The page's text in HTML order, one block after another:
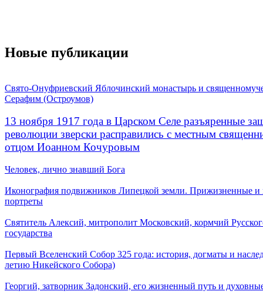
Новые публикации
Свято-Онуфриевский Яблочинский монастырь и
Серафим (Остроумов)
13 ноября 1917 года в Царском Селе разъяренные
революции зверски расправились с местным
отцом Иоанном Кочуровым
Человек, лично знавший Бога
Иконография подвижников Липецкой земли. Прижизненные и
портреты
Святитель Алексий, митрополит Московский, кормчий
государства
Первый Вселенский Собор 325 года: история, догматы и
летию Никейского Собора)
Георгий, затворник Задонский, его жизненный путь и